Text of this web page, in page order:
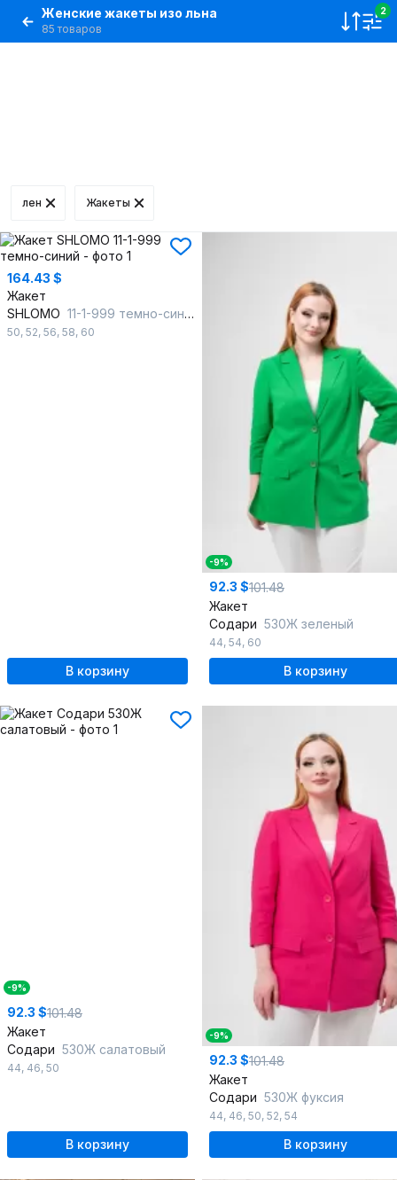
Женские жакеты изо льна
85 товаров
2
лен Жакеты
164.43 $
Жакет
SHLOMO 11-1-999 темно-синий
50, 52, 56, 58, 60
В корзину
-9%
92.3 $101.48
Жакет
Содари 530Ж зеленый
44, 54, 60
В корзину
-9%
92.3 $101.48
Жакет
Содари 530Ж салатовый
44, 46, 50
В корзину
-9%
92.3 $101.48
Жакет
Содари 530Ж фуксия
44, 46, 50, 52, 54
В корзину